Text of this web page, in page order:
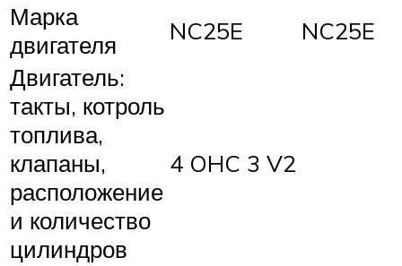
Марка
двигателя
NC25E
NC25E
Двигатель:
такты, котроль
топлива,
клапаны,
расположение
и количество
цилиндров
4 OHC 3 V2